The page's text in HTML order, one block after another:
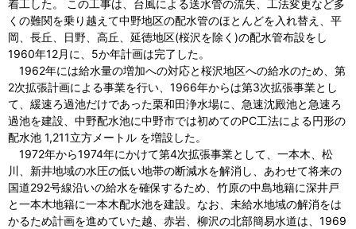
着工した。 この工事は、台風による送水管の流失、工法変更など多
くの難関を乗り越えて中野地区の配水管のほとんどを入れ替え、平
岡、長丘、日野、高丘、延徳地区(桜沢を除く)の配水管布設をし
1960年12月に、5か年計画は完了した。
1962年には給水量の増加への対応と桜沢地区への給水のため、第
2次拡張計画による事業を行い、1966年からは第3次拡張事業とし
て、緩速ろ過池だけであった栗和田浄水場に、急速沈殿池と急速ろ
過池を建設、中野配水池に中野市では初めてのPC工法による円形の
配水池 1,211立方メートル を増設した。
1972年から1974年にかけて第4次拡張事業として、一本木、松
川、新井地域の水圧の低い地帯の断減水を解消し、あわせて将来の
国道292号線沿いの給水を確保するため、竹原の中島地籍に深井戸
と一本木地籍に一本木配水池を建設。なお、未給水地域の解消をは
かるため計画を進めていた越、赤岩、柳沢の北部簡易水道は、1969